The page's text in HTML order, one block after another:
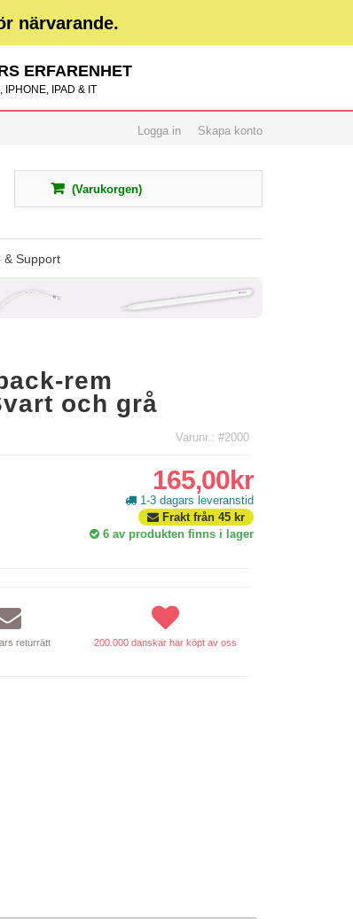
närvarande.
ERFARENHET
IPHONE, IPAD & IT
Logga in Skapa konto
& Support
(Varukorgen)
rem
och grå
Varunr.: #2000
165,00kr
1-3 dagars leveranstid
Frakt från 45 kr
6 av produkten finns i lager
returrätt 200.000 danskar har köpt av oss